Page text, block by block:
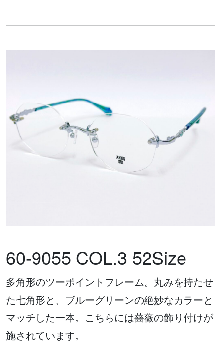
60-9055 COL.3 52Size
多角形のツーポイントフレーム。丸みを持たせ
た七角形と、ブルーグリーンの絶妙なカラーと
マッチした一本。こちらには薔薇の飾り付けが
施されています。